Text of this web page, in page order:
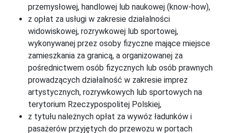
przemysłowej, handlowej lub naukowej (know-how),
z opłat za usługi w zakresie działalności
widowiskowej, rozrywkowej lub sportowej,
wykonywanej przez osoby fizyczne mające miejsce
zamieszkania za granicą, a organizowanej za
pośrednictwem osób fizycznych lub osób prawnych
prowadzących działalność w zakresie imprez
artystycznych, rozrywkowych lub sportowych na
terytorium Rzeczypospolitej Polskiej,
z tytułu należnych opłat za wywóz ładunków i
pasażerów przyjętych do przewozu w portach